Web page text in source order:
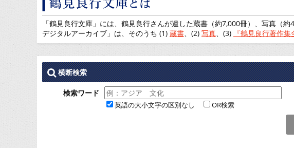
「鶴見良行文庫」には、鶴見良行さんが遺した蔵書（約7,000冊）、写真（
デジタルアーカイブ」は、そのうち (1) 蔵書、(2) 写真、(3) 『鶴見良行著作
横断検索
検索ワード
英語の大小文字の区別なし OR検索